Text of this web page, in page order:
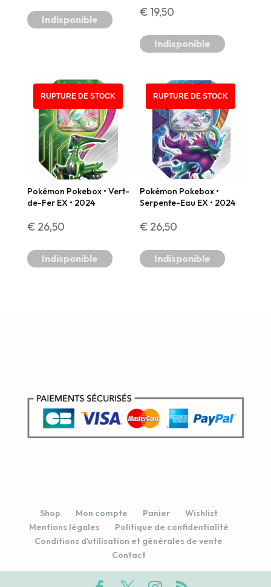
Indisponible
€ 19,50
Indisponible
RUPTURE DE STOCK
Pokémon Pokebox • Vert-
de-Fer EX • 2024
€ 26,50
Indisponible
RUPTURE DE STOCK
Pokémon Pokebox •
Serpente-Eau EX • 2024
€ 26,50
Indisponible
Shop Mon compte Panier
Wishlist
Mentions légales
Politique de confidentialité
Conditions d’utilisation et générales de vente
Contact